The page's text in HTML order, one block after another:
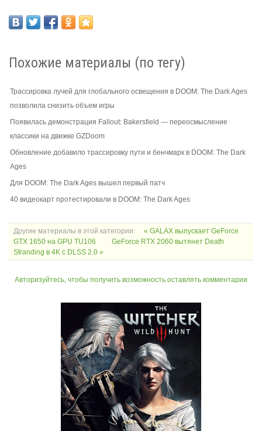
Похожие материалы (по тегу)
Трассировка лучей для глобального освещения в DOOM: The Dark Ages
позволила снизить объем игры
Появилась демонстрация Fallout: Bakersfield — переосмысление
классики на движке GZDoom
Обновление добавило трассировку пути и бенчмарк в DOOM: The Dark
Ages
Для DOOM: The Dark Ages вышел первый патч
40 видеокарт протестировали в DOOM: The Dark Ages
Другие материалы в этой категории:
« GALAX выпускает GeForce
GTX 1650 на GPU TU106
GeForce RTX 2060 вытянет Death
Stranding в 4K c DLSS 2.0 »
Авторизуйтесь, чтобы получить возможность оставлять комментарии